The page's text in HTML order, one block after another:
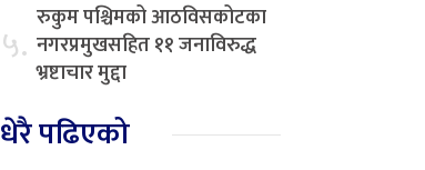
५. रुकुम पश्चिमको आठविसकोटका
नगरप्रमुखसहित ११ जनाविरुद्ध
भ्रष्टाचार मुद्दा
धेरै पढिएको